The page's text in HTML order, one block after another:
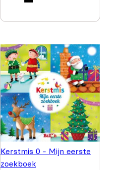
Kerstmis 0 - Mijn eerste
zoekboek